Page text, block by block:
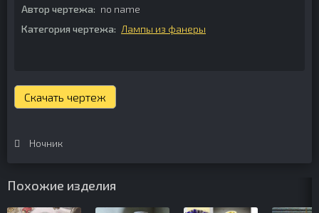
Автор чертежа: no name
Категория чертежа: Лампы из фанеры
Скачать чертеж
Ночник
Похожие изделия